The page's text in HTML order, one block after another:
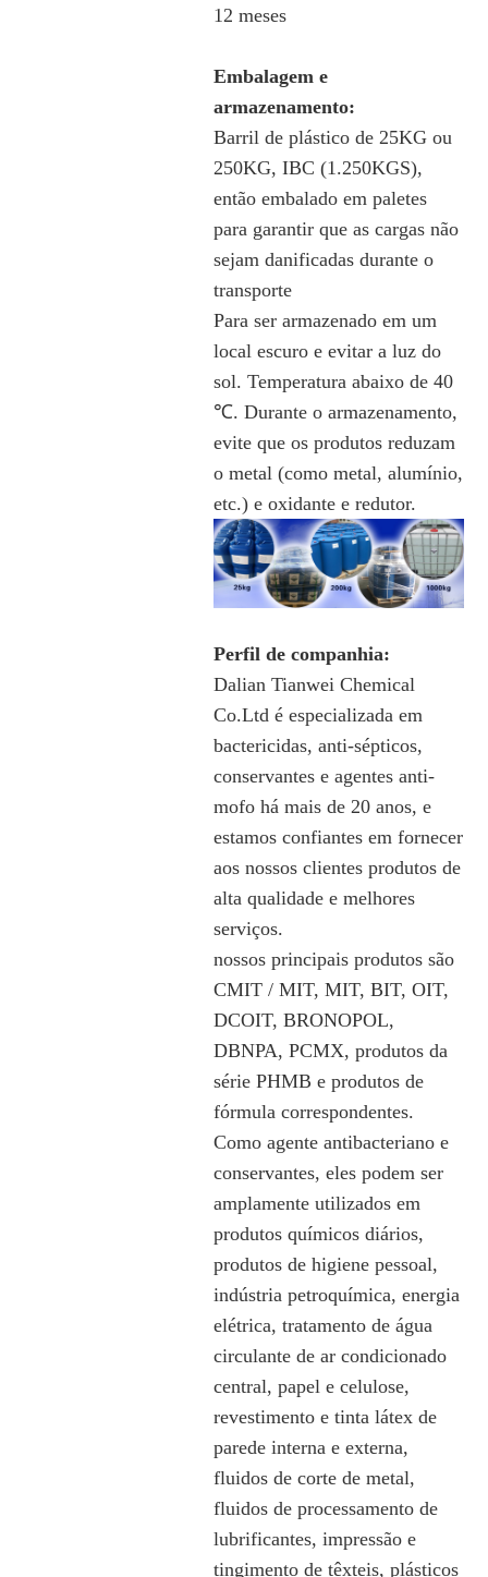
12 meses
Embalagem e
armazenamento:
Barril de plástico de 25KG ou
250KG, IBC (1.250KGS),
então embalado em paletes
para garantir que as cargas não
sejam danificadas durante o
transporte
Para ser armazenado em um
local escuro e evitar a luz do
sol. Temperatura abaixo de 40
℃. Durante o armazenamento,
evite que os produtos reduzam
o metal (como metal, alumínio,
etc.) e oxidante e redutor.
Perfil de companhia:
Dalian Tianwei Chemical
Co.Ltd é especializada em
bactericidas, anti-sépticos,
conservantes e agentes anti-
mofo há mais de 20 anos, e
estamos confiantes em fornecer
aos nossos clientes produtos de
alta qualidade e melhores
serviços.
nossos principais produtos são
CMIT / MIT, MIT, BIT, OIT,
DCOIT, BRONOPOL,
DBNPA, PCMX, produtos da
série PHMB e produtos de
fórmula correspondentes.
Como agente antibacteriano e
conservantes, eles podem ser
amplamente utilizados em
produtos químicos diários,
produtos de higiene pessoal,
indústria petroquímica, energia
elétrica, tratamento de água
circulante de ar condicionado
central, papel e celulose,
revestimento e tinta látex de
parede interna e externa,
fluidos de corte de metal,
fluidos de processamento de
lubrificantes, impressão e
tingimento de têxteis, plásticos